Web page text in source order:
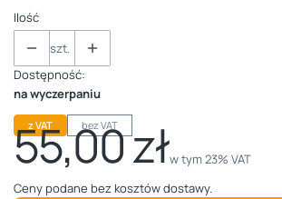
Ilość
szt.
Dostępność:
na wyczerpaniu
z VAT bez VAT
Cena
55,00 złw tym 23% VAT
w tym23% VAT
Ceny podane bez kosztów dostawy.